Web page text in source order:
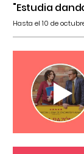
"Estudia
Hasta el 10 de